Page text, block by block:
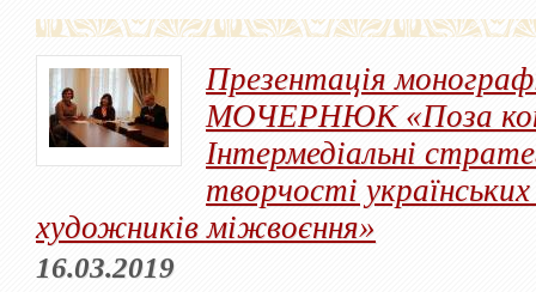
Презентація
МОЧЕРНЮК «Поза
Інтермедіальні
творчості
художників міжвоєння»
16.03.2019